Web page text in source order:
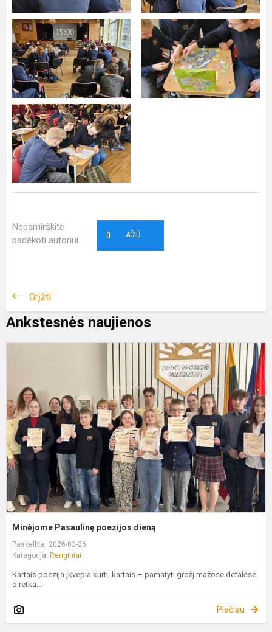
Nepamirškite
padėkoti autoriui
AČIŪ
0
Grįžti
Ankstesnės naujienos
Minėjome Pasaulinę poezijos dieną
Paskelbta: 2026-03-26
Kategorija: Renginiai
Kartais poezija įkvepia kurti, kartais – pamatyti grožį mažose detalėse,
o retka...
Plačiau